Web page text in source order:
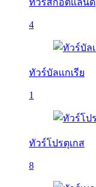
ทัวร์สกอตแลนด์
4
ทัวร์บัลเเกเรีย
1
ทัวร์โปรตุเกส
8